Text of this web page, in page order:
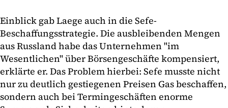
Einblick gab Laege auch in die Sefe-
Beschaffungsstrategie. Die ausbleibenden Mengen
aus Russland habe das Unternehmen "im
Wesentlichen" über Börsengeschäfte kompensiert,
erklärte er. Das Problem hierbei: Sefe musste nicht
nur zu deutlich gestiegenen Preisen Gas beschaffen,
sondern auch bei Termingeschäften enorme